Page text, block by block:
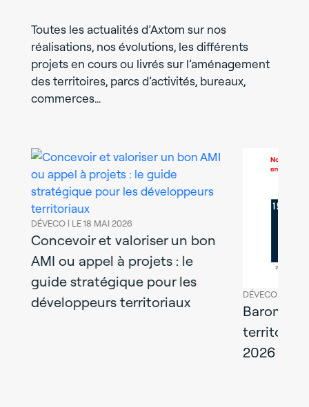
Toutes les actualités d’Axtom sur nos
réalisations, nos évolutions, les différents
projets en cours ou livrés sur l’aménagement
des territoires, parcs d’activités, bureaux,
commerces…
DÉVECO | LE 18 MAI 2026
Concevoir et valoriser un bon
AMI ou appel à projets : le
guide stratégique pour les
développeurs territoriaux
DÉVECO |
territoires
2026